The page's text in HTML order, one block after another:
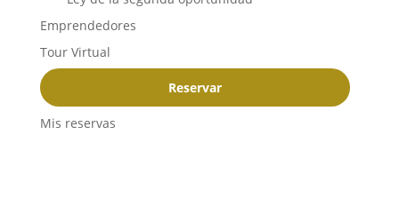
Emprendedores
Tour Virtual
Reservar
Mis reservas